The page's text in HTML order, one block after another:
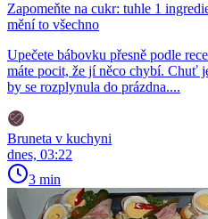
Zapomeňte na cukr: tuhle 1
mění to všechno
Upečete bábovku přesně podle
máte pocit, že jí něco chybí. Chuť
by se rozplynula do prázdna....
Bruneta v kuchyni
dnes, 03:22
3 min